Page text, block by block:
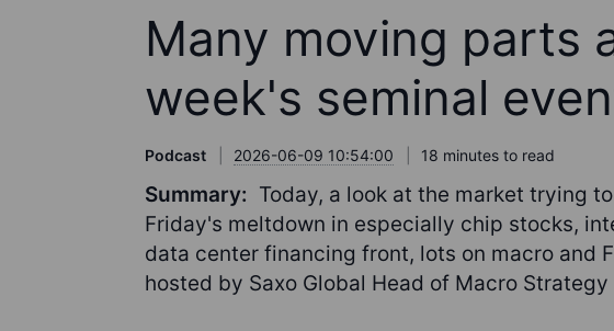
Many moving parts
week's seminal
Podcast 2026-06-09 10:54:00 18 minutes to read
Summary: Today, a look at the market trying
Friday's meltdown in especially chip stocks,
data center financing front, lots on macro and
hosted by Saxo Global Head of Macro Strategy